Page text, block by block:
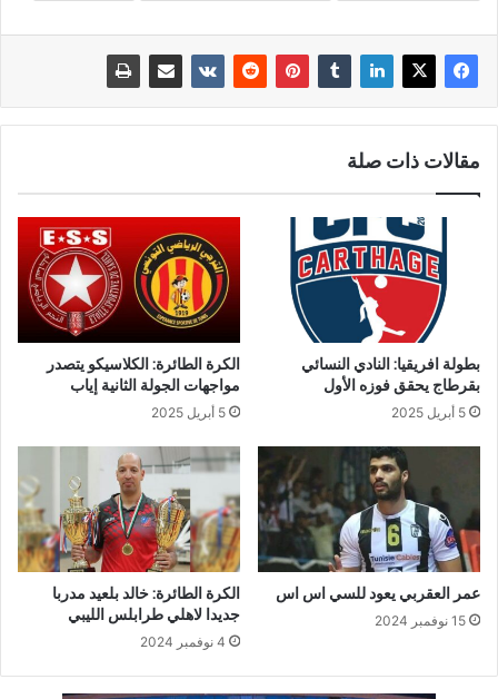
مقالات ذات صلة
بطولة افريقيا: النادي النسائي
بقرطاج يحقق فوزه الأول
5 أبريل 2025
الكرة الطائرة: الكلاسيكو يتصدر
مواجهات الجولة الثانية إياب
5 أبريل 2025
عمر العقربي يعود للسي اس اس
15 نوفمبر 2024
الكرة الطائرة: خالد بلعيد مدربا
جديدا لاهلي طرابلس الليبي
4 نوفمبر 2024